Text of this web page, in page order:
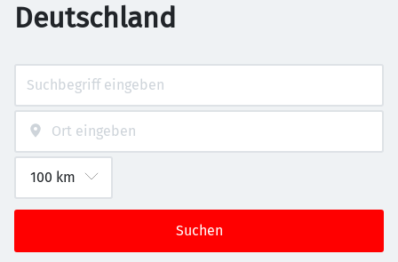
Deutschland
Suchen